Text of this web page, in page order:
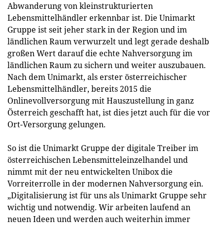
Abwanderung von kleinstrukturierten
Lebensmittelhändler erkennbar ist. Die Unimarkt
Gruppe ist seit jeher stark in der Region und im
ländlichen Raum verwurzelt und legt gerade deshalb
großen Wert darauf die echte Nahversorgung im
ländlichen Raum zu sichern und weiter auszubauen.
Nach dem Unimarkt, als erster österreichischer
Lebensmittelhändler, bereits 2015 die
Onlinevollversorgung mit Hauszustellung in ganz
Österreich geschafft hat, ist dies jetzt auch für die vor
Ort-Versorgung gelungen.
So ist die Unimarkt Gruppe der digitale Treiber im
österreichischen Lebensmitteleinzelhandel und
nimmt mit der neu entwickelten Unibox die
Vorreiterrolle in der modernen Nahversorgung ein.
„Digitalisierung ist für uns als Unimarkt Gruppe sehr
wichtig und notwendig. Wir arbeiten laufend an
neuen Ideen und werden auch weiterhin immer